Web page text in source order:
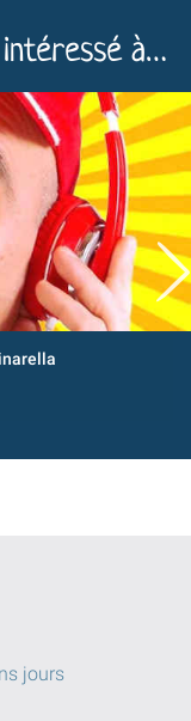
à…
jours